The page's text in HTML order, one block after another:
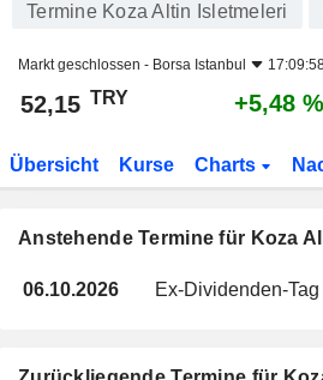
Termine Koza Altin Isletmeleri
Markt geschlossen - Borsa Istanbul
52,15 TRY +5,48 %
Übersicht Kurse Charts
Anstehende Termine für Koza
06.10.2026 Ex-Dividenden-